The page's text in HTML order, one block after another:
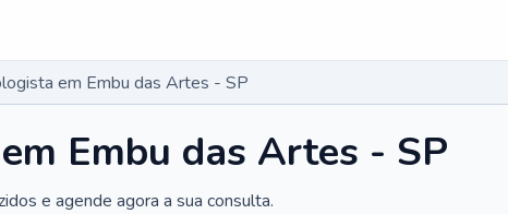
em Embu das Artes - SP
Embu das Artes - SP
e agende agora a sua consulta.